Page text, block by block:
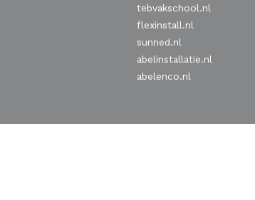
tebvakschool.nl
flexinstall.nl
sunned.nl
abelinstallatie.nl
abelenco.nl